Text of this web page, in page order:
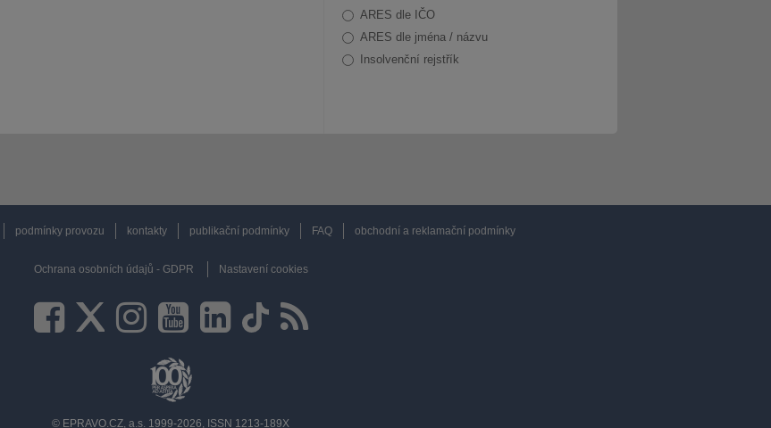
ARES dle IČO
ARES dle jména / názvu
Insolvenční rejstřík
podmínky provozu kontakty publikační podmínky FAQ obchodní a reklamační podmínky
Ochrana osobních údajů - GDPR Nastavení cookies
© EPRAVO.CZ, a.s. 1999-2026, ISSN 1213-189X